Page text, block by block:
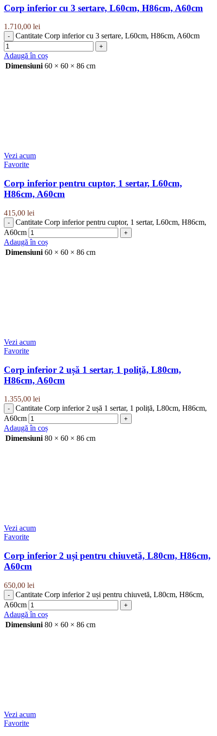
Corp inferior cu 3 sertare, L60cm, H86cm, A60cm
1.710,00 lei
Cantitate Corp inferior cu 3 sertare, L60cm, H86cm, A60cm
Adaugă în coș
Dimensiuni 60 × 60 × 86 cm
Vezi acum
Favorite
Corp inferior pentru cuptor, 1 sertar, L60cm,
H86cm, A60cm
415,00 lei
Cantitate Corp inferior pentru cuptor, 1 sertar, L60cm, H86cm,
A60cm
Adaugă în coș
Dimensiuni 60 × 60 × 86 cm
Vezi acum
Favorite
Corp inferior 2 ușă 1 sertar, 1 poliță, L80cm,
H86cm, A60cm
1.355,00 lei
Cantitate Corp inferior 2 ușă 1 sertar, 1 poliță, L80cm, H86cm,
A60cm
Adaugă în coș
Dimensiuni 80 × 60 × 86 cm
Vezi acum
Favorite
Corp inferior 2 uși pentru chiuvetă, L80cm, H86cm,
A60cm
650,00 lei
Cantitate Corp inferior 2 uși pentru chiuvetă, L80cm, H86cm,
A60cm
Adaugă în coș
Dimensiuni 80 × 60 × 86 cm
Vezi acum
Favorite